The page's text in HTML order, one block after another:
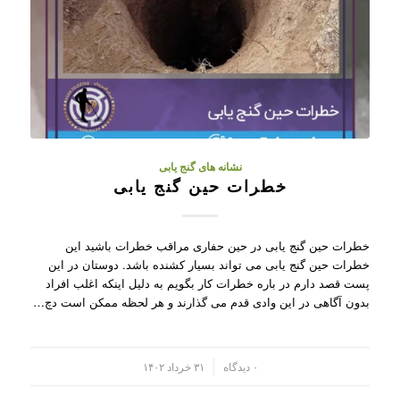
نشانه های گنج یابی
خطرات حین گنج یابی
خطرات حین گنج یابی در حین حفاری مراقب خطرات باشید این
خطرات حین گنج یابی می تواند بسیار کشنده باشد. دوستان در این
پست قصد دارم در باره خطرات کار بگویم به دلیل اینکه اغلب افراد
بدون آگاهی در این وادی قدم می گذارند و هر لحظه ممکن است دچ…
۰ دیدگاه ۳۱ خرداد ۱۴۰۲